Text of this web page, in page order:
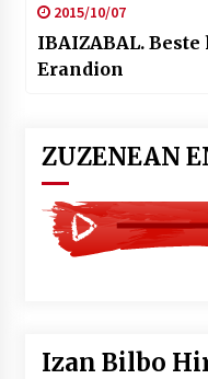
2015/10/07
IBAIZABAL.
Erandion
ZUZENEAN
Izan Bilbo